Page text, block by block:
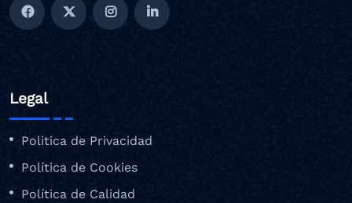
Legal
Politica de Privacidad
Política de Cookies
Política de Calidad